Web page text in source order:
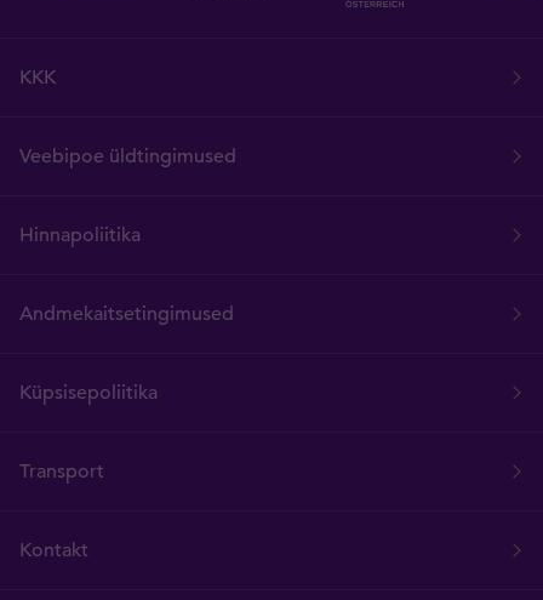
KKK
Veebipoe üldtingimused
Hinnapoliitika
Andmekaitsetingimused
Küpsisepoliitika
Transport
Kontakt